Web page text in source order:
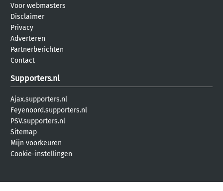
Voor webmasters
Disclaimer
Privacy
Adverteren
Partnerberichten
Contact
Supporters.nl
Ajax.supporters.nl
Feyenoord.supporters.nl
PSV.supporters.nl
Sitemap
Mijn voorkeuren
Cookie-instellingen